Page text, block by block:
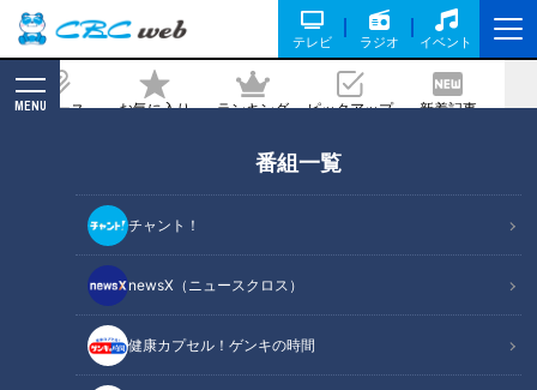
テレビ ラジオ イベント
ニュース お気に入り ランキング ピックアップ 新着記事
MENU
番組一覧
チャント！
newsX（ニュースクロス）
健康カプセル！ゲンキの時間
2025年 新年の抱負は！？
記事に戻る